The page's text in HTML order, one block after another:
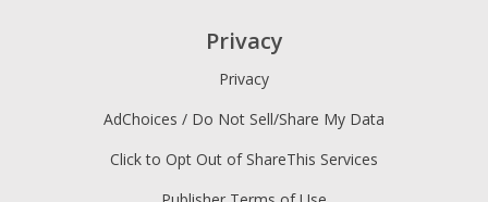
Privacy
Privacy
AdChoices / Do Not Sell/Share My Data
Click to Opt Out of ShareThis Services